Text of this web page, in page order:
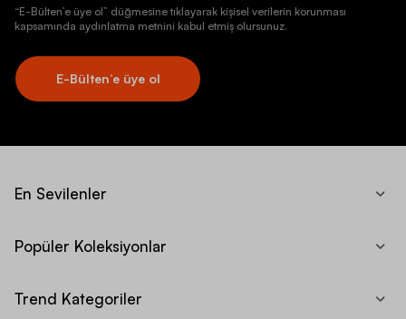
“E-Bülten’e üye ol” düğmesine tıklayarak kişisel verilerin korunması
kapsamında aydınlatma metnini kabul etmiş olursunuz.
E-Bülten’e üye ol
En Sevilenler
Popüler Koleksiyonlar
Trend Kategoriler